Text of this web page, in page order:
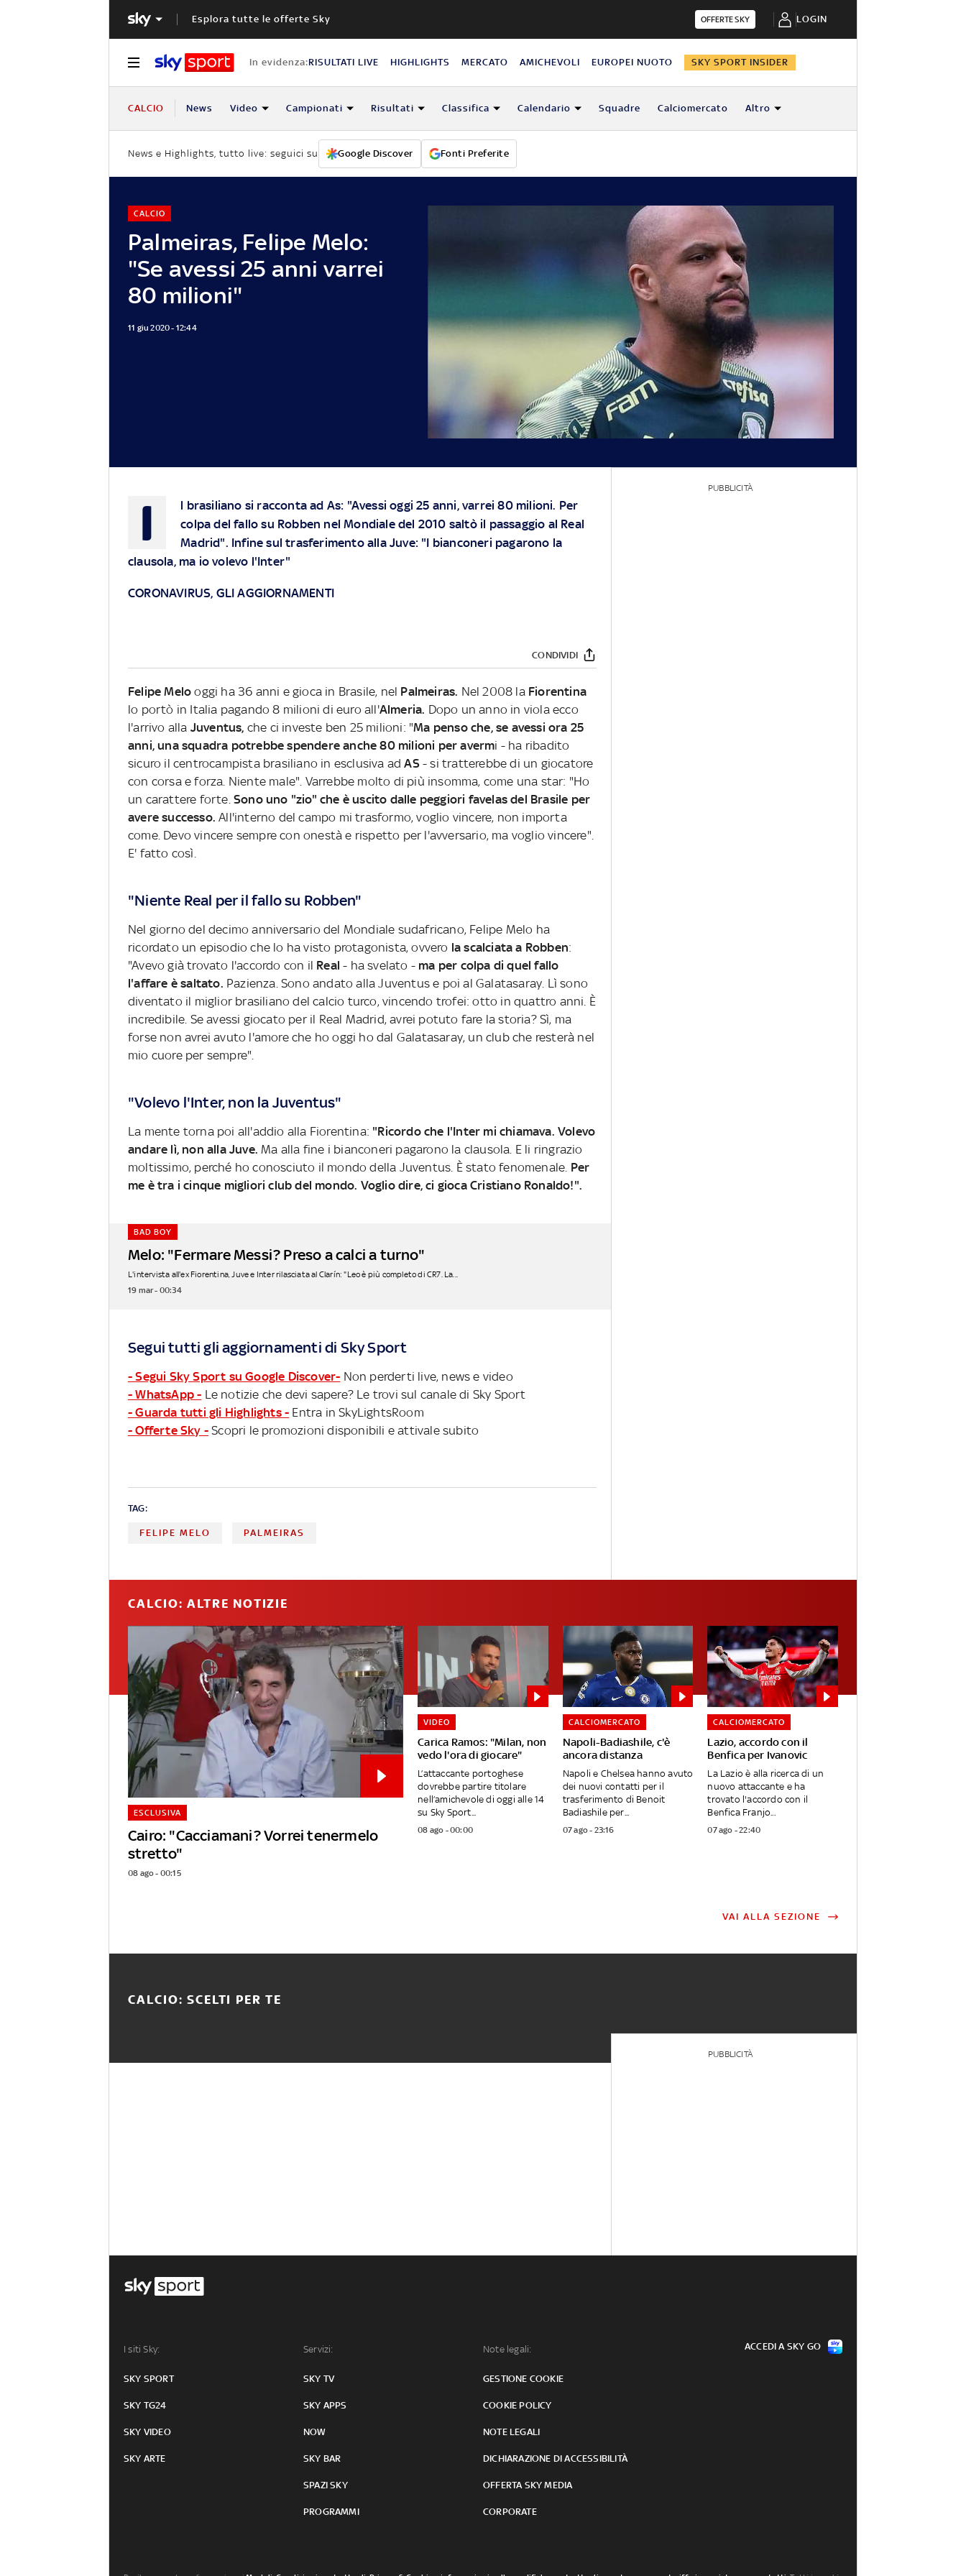
Esplora tutte le offerte Sky OFFERTE SKY LOGIN
In evidenza:RISULTATI LIVE HIGHLIGHTS MERCATO AMICHEVOLI EUROPEI NUOTO SKY SPORT INSIDER
CALCIO News Video Campionati Risultati Classifica Calendario Squadre Calciomercato Altro
News e Highlights, tutto live: seguici su Google Discover Fonti Preferite
Palmeiras, Felipe Melo:
"Se avessi 25 anni varrei
80 milioni"
CALCIO
11 giu 2020 - 12:44
I
l brasiliano si racconta ad As: "Avessi oggi 25 anni, varrei 80 milioni. Per
colpa del fallo su Robben nel Mondiale del 2010 saltò il passaggio al Real
Madrid". Infine sul trasferimento alla Juve: "I bianconeri pagarono la
clausola, ma io volevo l'Inter"
CORONAVIRUS, GLI AGGIORNAMENTI
CONDIVIDI
Felipe Melo oggi ha 36 anni e gioca in Brasile, nel Palmeiras. Nel 2008 laFiorentina
lo portò in Italia pagando 8 milioni di euro all'Almeria. Dopo un anno in viola ecco
l'arrivo alla Juventus, che ci investe ben 25 milioni: "Ma penso che, se avessi ora 25
anni, una squadra potrebbe spendere anche 80 milioni per avermi - ha ribadito
sicuro il centrocampista brasiliano in esclusiva ad AS- si tratterebbe di un giocatore
con corsa e forza. Niente male". Varrebbe molto di più insomma, come una star: "Ho
un carattere forte.Sono uno "zio" che è uscito dalle peggiori favelas del Brasile per
avere successo. All'interno del campo mi trasformo, voglio vincere, non importa
come. Devo vincere sempre con onestà e rispetto per l'avversario, ma voglio vincere".
E' fatto così.
"Niente Real per il fallo su Robben"
Nel giorno del decimo anniversario del Mondiale sudafricano, Felipe Melo ha
ricordato un episodio che lo ha visto protagonista, ovvero la scalciata a Robben:
"Avevo già trovato l'accordo con il Real - ha svelato - ma per colpa di quel fallo
l'affare è saltato. Pazienza. Sono andato alla Juventus e poi al Galatasaray. Lì sono
diventato il miglior brasiliano del calcio turco, vincendo trofei: otto in quattro anni. È
incredibile. Se avessi giocato per il Real Madrid, avrei potuto fare la storia? Sì, ma
forse non avrei avuto l'amore che ho oggi ho dal Galatasaray, un club che resterà nel
mio cuore per sempre".
"Volevo l'Inter, non la Juventus"
La mente torna poi all'addio alla Fiorentina: "Ricordo che l'Inter mi chiamava. Volevo
andare lì, non alla Juve.Ma alla fine i bianconeri pagarono la clausola. E li ringrazio
moltissimo, perché ho conosciuto il mondo della Juventus. È stato fenomenale. Per
me è tra i cinque migliori club del mondo. Voglio dire, ci gioca Cristiano Ronaldo!".
Melo: "Fermare Messi? Preso a calci a turno"
BAD BOY
L'intervista all'ex Fiorentina, Juve e Inter rilasciata al Clarín: "Leo è più completo di CR7. La...
19 mar - 00:34
Segui tutti gli aggiornamenti di Sky Sport
- Segui Sky Sport su Google Discover- Non perderti live, news e video
- WhatsApp - Le notizie che devi sapere? Le trovi sul canale di Sky Sport
- Guarda tutti gli Highlights - Entra in SkyLightsRoom
- Offerte Sky - Scopri le promozioni disponibili e attivale subito
TAG:
FELIPE MELO PALMEIRAS
PUBBLICITÀ
CALCIO: ALTRE NOTIZIE
Cairo: "Cacciamani? Vorrei tenermelo
stretto"
ESCLUSIVA
08 ago - 00:15
Carica Ramos: "Milan, non
vedo l'ora di giocare"
VIDEO
L’attaccante portoghese
dovrebbe partire titolare
nell’amichevole di oggi alle 14
su Sky Sport...
08 ago - 00:00
Napoli-Badiashile, c'è
ancora distanza
CALCIOMERCATO
Napoli e Chelsea hanno avuto
dei nuovi contatti per il
trasferimento di Benoit
Badiashile per...
07 ago - 23:16
Lazio, accordo con il
Benfica per Ivanovic
CALCIOMERCATO
La Lazio è alla ricerca di un
nuovo attaccante e ha
trovato l'accordo con il
Benfica Franjo...
07 ago - 22:40
VAI ALLA SEZIONE
CALCIO: SCELTI PER TE
PUBBLICITÀ
I siti Sky:
SKY SPORT
SKY TG24
SKY VIDEO
SKY ARTE
Servizi:
SKY TV
SKY APPS
NOW
SKY BAR
SPAZI SKY
PROGRAMMI
Note legali:
GESTIONE COOKIE
COOKIE POLICY
NOTE LEGALI
DICHIARAZIONE DI ACCESSIBILITÀ
OFFERTA SKY MEDIA
CORPORATE
ACCEDI A SKY GO